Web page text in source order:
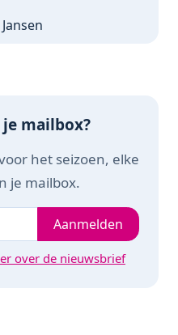
mailbox?
het seizoen, elke
je mailbox.
e-mailadresAanmelden
over de nieuwsbrief